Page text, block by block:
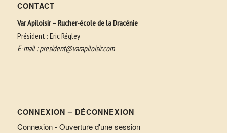
CONTACT
Var Apiloisir – Rucher-école de la Dracénie
Président : Eric Régley
E-mail :president@varapiloisir.com
CONNEXION – DÉCONNEXION
Connexion - Ouverture d'une session